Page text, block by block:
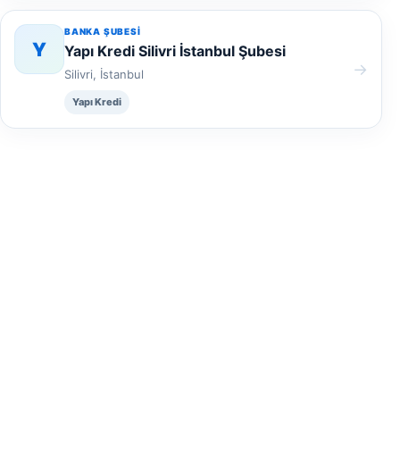
Y
BANKA ŞUBESI
Yapı Kredi Silivri İstanbul Şubesi
Silivri, İstanbul
Yapı Kredi
→